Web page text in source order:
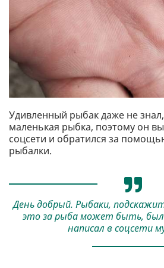
Удивленный рыбак даже не знал,
маленькая рыбка, поэтому он
соцсети и обратился за
рыбалки.
День добрый. Рыбаки,
это за рыба может быть,
написал в соцсети